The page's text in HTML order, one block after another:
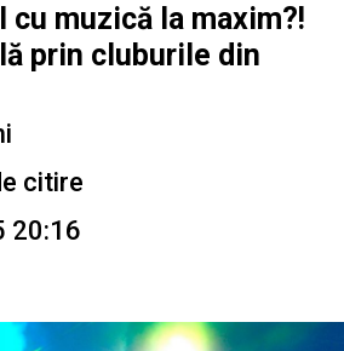
cu muzică la maxim?!
prin cluburile din
citire
20:16